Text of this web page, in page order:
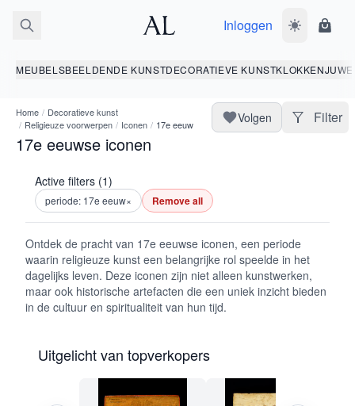
Inloggen Wissel
MEUBELSBEELDENDE KUNSTDECORATIEVE KUNSTKLOKKEN
Home / Decoratieve kunst
/ Religieuze voorwerpen / Iconen / 17e eeuw
17e eeuwse iconen
Volgen Filter
Active filters (1)
periode: 17e eeuw× Remove all
Ontdek de pracht van 17e eeuwse iconen, een periode
waarin religieuze kunst een belangrijke rol speelde in het
dagelijks leven. Deze iconen zijn niet alleen kunstwerken,
maar ook historische artefacten die een uniek inzicht bieden
in de cultuur en spiritualiteit van hun tijd.
Uitgelicht van topverkopers